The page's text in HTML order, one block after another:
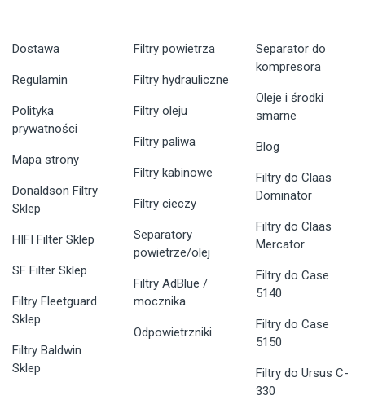
Dostawa
Regulamin
Polityka
prywatności
Mapa strony
Donaldson Filtry
Sklep
HIFI Filter Sklep
SF Filter Sklep
Filtry Fleetguard
Sklep
Filtry Baldwin
Sklep
Filtry powietrza
Filtry hydrauliczne
Filtry oleju
Filtry paliwa
Filtry kabinowe
Filtry cieczy
Separatory
powietrze/olej
Filtry AdBlue /
mocznika
Odpowietrzniki
Separator do
kompresora
Oleje i środki
smarne
Blog
Filtry do Claas
Dominator
Filtry do Claas
Mercator
Filtry do Case
5140
Filtry do Case
5150
Filtry do Ursus C-
330